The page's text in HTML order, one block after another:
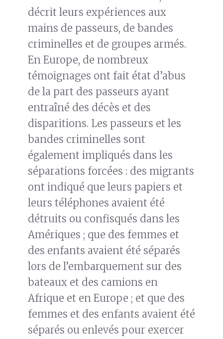
décrit leurs expériences aux
mains de passeurs, de bandes
criminelles et de groupes armés.
En Europe, de nombreux
témoignages ont fait état d’abus
de la part des passeurs ayant
entraîné des décès et des
disparitions. Les passeurs et les
bandes criminelles sont
également impliqués dans les
séparations forcées : des migrants
ont indiqué que leurs papiers et
leurs téléphones avaient été
détruits ou confisqués dans les
Amériques ; que des femmes et
des enfants avaient été séparés
lors de l’embarquement sur des
bateaux et des camions en
Afrique et en Europe ; et que des
femmes et des enfants avaient été
séparés ou enlevés pour exercer